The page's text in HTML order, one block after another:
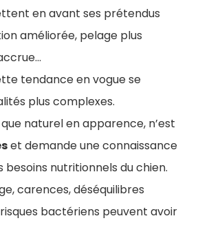
en avant ses prétendus
améliorée, pelage plus
tendance en vogue se
plus complexes.
naturel en apparence, n’est
et demande une connaissance
nutritionnels du chien.
carences, déséquilibres
bactériens peuvent avoir